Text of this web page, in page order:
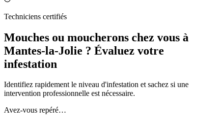
Techniciens certifiés
Mouches ou moucherons chez vous à
Mantes-la-Jolie ? Évaluez votre
infestation
Identifiez rapidement le niveau d'infestation et sachez si une
intervention professionnelle est nécessaire.
Avez-vous repéré…